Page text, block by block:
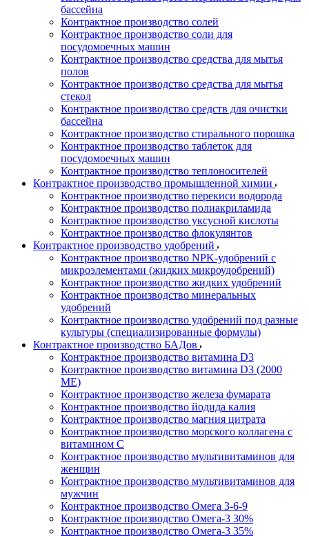
бассейна
Контрактное производство солей
Контрактное производство соли для
посудомоечных машин
Контрактное производство средства для мытья
полов
Контрактное производство средства для мытья
стекол
Контрактное производство средств для очистки
бассейна
Контрактное производство стирального порошка
Контрактное производство таблеток для
посудомоечных машин
Контрактное производство теплоносителей
Контрактное производство промышленной химии
Контрактное производство перекиси водорода
Контрактное производство полиакриламида
Контрактное производство уксусной кислоты
Контрактное производство флокулянтов
Контрактное производство удобрений
Контрактное производство NPK-удобрений с
микроэлементами (жидких микроудобрений)
Контрактное производство жидких удобрений
Контрактное производство минеральных
удобрений
Контрактное производство удобрений под разные
культуры (специализированные формулы)
Контрактное производство БАДов
Контрактное производство витамина D3
Контрактное производство витамина D3 (2000
МЕ)
Контрактное производство железа фумарата
Контрактное производство йодида калия
Контрактное производство магния цитрата
Контрактное производство морского коллагена с
витамином С
Контрактное производство мультивитаминов для
женщин
Контрактное производство мультивитаминов для
мужчин
Контрактное производство Омега 3-6-9
Контрактное производство Омега-3 30%
Контрактное производство Омега-3 35%